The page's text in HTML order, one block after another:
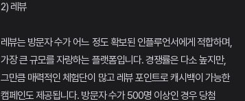
2) 레뷰
레뷰는 방문자 수가 어느 정도 확보된 인플루언서에게 적합하며,
가장 큰 규모를 자랑하는 플랫폼입니다. 경쟁률은 다소 높지만,
그만큼 매력적인 체험단이 많고 레뷰 포인트로 캐시백이 가능한
캠페인도 제공됩니다. 방문자 수가 500명 이상인 경우 당첨